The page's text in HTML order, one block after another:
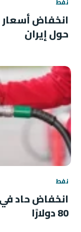
انخفاض
حول إيران
نفط
انخفاض حاد
80 دولارًا